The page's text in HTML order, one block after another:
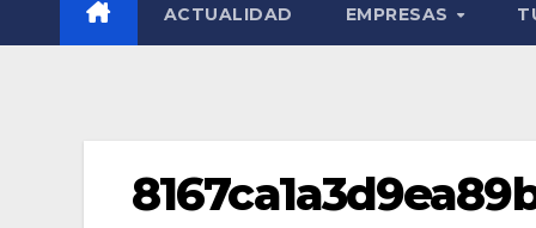
ACTUALIDAD EMPRESAS